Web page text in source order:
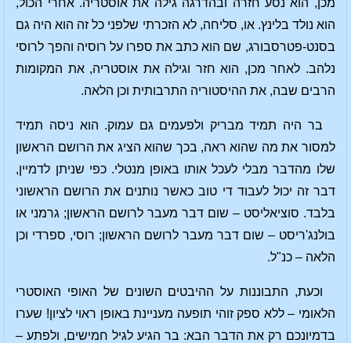
הוא נולד בלינץ. או, סליחה, לא הזכרתי שלפני כל זה הוא היה גם
בסנט-פטרסבורג, שם הוא כתב את ספרו על רוסיה והפך לרוסי
נלהב. לאחר מכן, הוא חזר וגילה את אוסטריה, את המקומות
הרבים שבה, את ההיסטוריה התרבותית וכן הלאה.
בר היה תמיד מבריק ולפעמים גם עמוק. הוא ניסה תמיד
למסור את מה שהוא ראה, בכך שהוא הציג את הרושם הראשון
שלו מהדבר מבלי לעכל אותו באופן מנטלי. כפי שניתן לדמיין,
דבר זה יכול לעבוד די טוב כאשר נותנים את הרושם הראשוני
בלבד. סוציאליסט – שום דבר מעבר לרושם הראשון; גרמני או
בולנג'ריסט – שום דבר מעבר לרושם הראשון; רוסי, ספרדי וכן
הלאה – כנ"ל.
וכעת, התבוננות על ההיבטים השונים של האופי האוסטרי
הלאומי – ללא ספק זוהי תופעה מעניינת באופן ראוי לציון! שערו
בדמיונכם רק את הדבר הבא: בר הגיע לגיל חמישים, ולפתע –